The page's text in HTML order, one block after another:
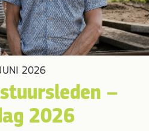
2026
–
2026